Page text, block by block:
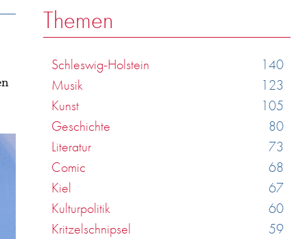
Themen
Schleswig-Holstein
140
Musik
123
Kunst
105
Geschichte
80
Literatur
73
Comic
68
Kiel
67
Kulturpolitik
60
Kritzelschnipsel
59